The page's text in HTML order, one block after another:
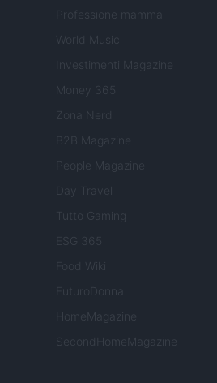
Professione mamma
World Music
Investimenti Magazine
Money 365
Zona Nerd
B2B Magazine
People Magazine
Day Travel
Tutto Gaming
ESG 365
Food Wiki
FuturoDonna
HomeMagazine
SecondHomeMagazine